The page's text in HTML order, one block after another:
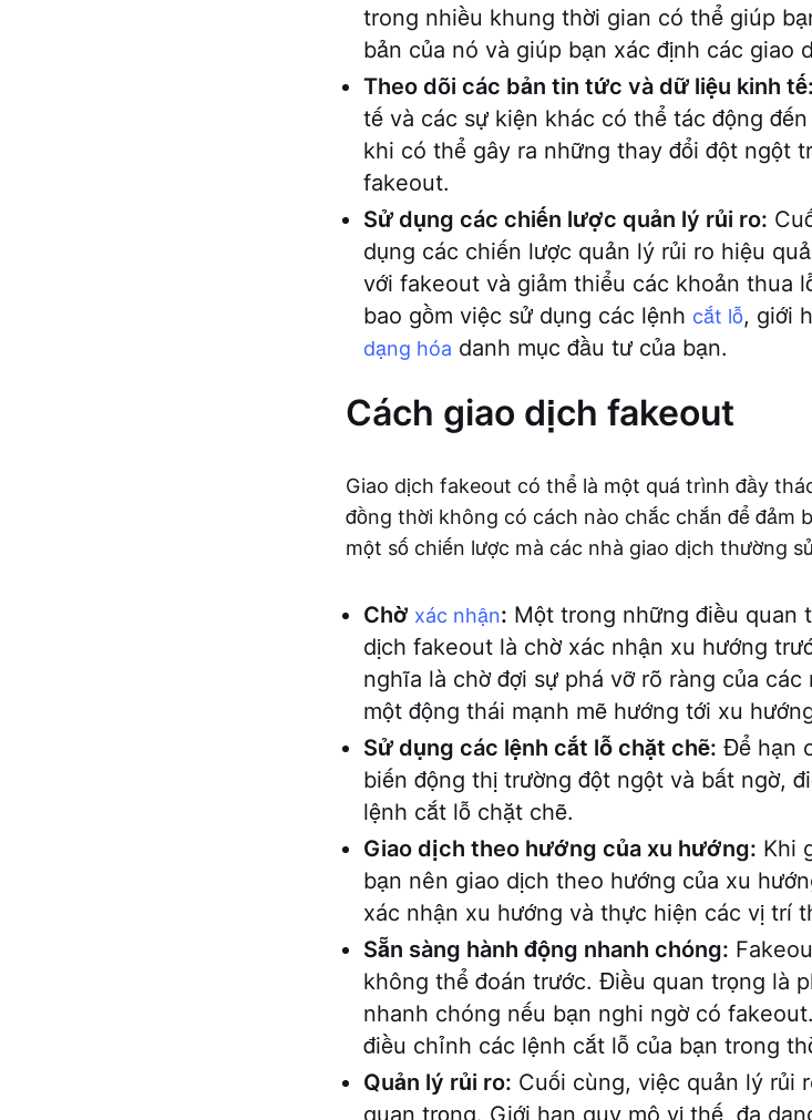
trong nhiều khung thời gian có thể giúp
bản của nó và giúp bạn xác định các giao
Theo dõi các bản tin tức và dữ liệu kinh tế:
tế và các sự kiện khác có thể tác động
khi có thể gây ra những thay đổi đột ngột
fakeout.
Sử dụng các chiến lược quản lý rủi ro:
dụng các chiến lược quản lý rủi ro hiệu
với fakeout và giảm thiểu các khoản thua
bao gồm việc sử dụng các lệnh cắt lỗ, giới
dạng hóa danh mục đầu tư của bạn.
Cách giao dịch fakeout
Giao dịch fakeout có thể là một quá trình đầy
đồng thời không có cách nào chắc chắn để đảm
một số chiến lược mà các nhà giao dịch thường
Chờ xác nhận: Một trong những điều quan
dịch fakeout là chờ xác nhận xu hướng
nghĩa là chờ đợi sự phá vỡ rõ ràng của
một động thái mạnh mẽ hướng tới xu
Sử dụng các lệnh cắt lỗ chặt chẽ: Để hạn
biến động thị trường đột ngột và bất ngờ,
lệnh cắt lỗ chặt chẽ.
Giao dịch theo hướng của xu hướng: Khi
bạn nên giao dịch theo hướng của xu
xác nhận xu hướng và thực hiện các vị trí
Sẵn sàng hành động nhanh chóng:
không thể đoán trước. Điều quan trọng là
nhanh chóng nếu bạn nghi ngờ có
điều chỉnh các lệnh cắt lỗ của bạn trong
Quản lý rủi ro: Cuối cùng, việc quản lý rủi
quan trọng. Giới hạn quy mô vị thế, đa